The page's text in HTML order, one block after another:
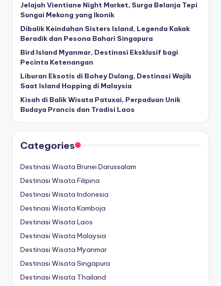
Jelajah Vientiane Night Market, Surga Belanja Tepi
Sungai Mekong yang Ikonik
Dibalik Keindahan Sisters Island, Legenda Kakak
Beradik dan Pesona Bahari Singapura
Bird Island Myanmar, Destinasi Eksklusif bagi
Pecinta Ketenangan
Liburan Eksotis di Bohey Dulang, Destinasi Wajib
Saat Island Hopping di Malaysia
Kisah di Balik Wisata Patuxai, Perpaduan Unik
Budaya Prancis dan Tradisi Laos
Categories
Destinasi Wisata Brunei Darussalam
Destinasi Wisata Filipina
Destinasi Wisata Indonesia
Destinasi Wisata Kamboja
Destinasi Wisata Laos
Destinasi Wisata Malaysia
Destinasi Wisata Myanmar
Destinasi Wisata Singapura
Destinasi Wisata Thailand